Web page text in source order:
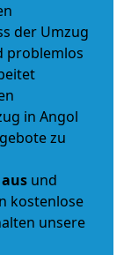
der Umzug
problemlos
in Angol
zu
und
kostenlose
unsere